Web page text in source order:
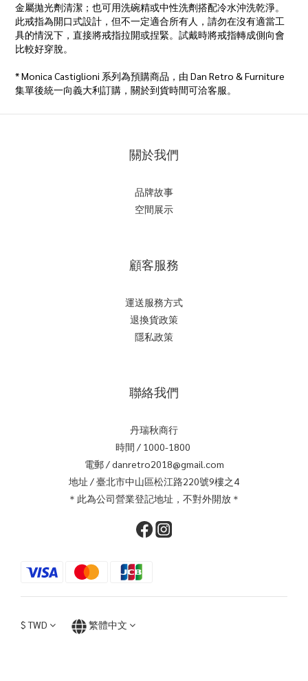
金屬拋光劑清潔；也可用洗碗精或中性洗劑搭配冷水沖洗乾淨。
此戒指為開口式設計，但不一定適合所有人，請勿在沒有適當工
具的情況下，直接將戒指拉開或捏緊。試戴時將戒指轉成側向會
比較好穿脫。
* Monica Castiglioni 系列為預購商品，由 Dan Retro & Furniture
集單後統一向義大利訂購，關於到貨時間可洽客服。
關於我們
品牌故事
空間展示
顧客服務
運送服務方式
退換貨政策
隱私政策
聯絡我們
丹瑞秋商行
時間 / 1000-1800
電郵 / danretro2018@gmail.com
地址 / 臺北市中山區松江路220號9樓之4
＊此為公司營業登記地址，不對外開放＊
$ TWD 繁體中文